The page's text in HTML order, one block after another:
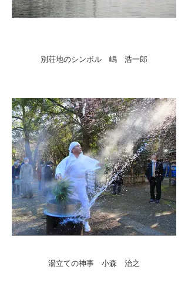
別荘地のシンボル 嶋 浩一郎
湯立ての神事 小森 治之